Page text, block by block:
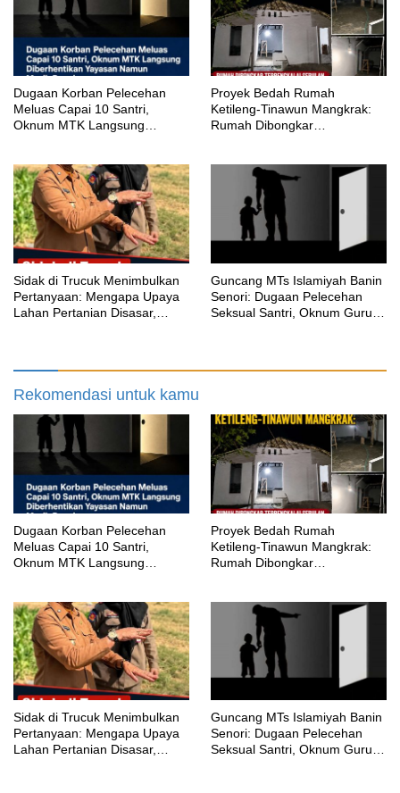
‎Dugaan Korban Pelecehan
Meluas Capai 10 Santri,
Oknum MTK Langsung
Proyek Bedah Rumah
Ketileng-Tinawun Mangkrak:
Rumah Dibongkar
‎Sidak di Trucuk Menimbulkan
Pertanyaan: Mengapa Upaya
Lahan Pertanian Disasar,
Guncang MTs Islamiyah Banin
Senori: Dugaan Pelecehan
Seksual Santri, Oknum Guru
Rekomendasi untuk kamu
‎Dugaan Korban Pelecehan
Meluas Capai 10 Santri,
Oknum MTK Langsung
Proyek Bedah Rumah
Ketileng-Tinawun Mangkrak:
Rumah Dibongkar
‎Sidak di Trucuk Menimbulkan
Pertanyaan: Mengapa Upaya
Lahan Pertanian Disasar,
Guncang MTs Islamiyah Banin
Senori: Dugaan Pelecehan
Seksual Santri, Oknum Guru